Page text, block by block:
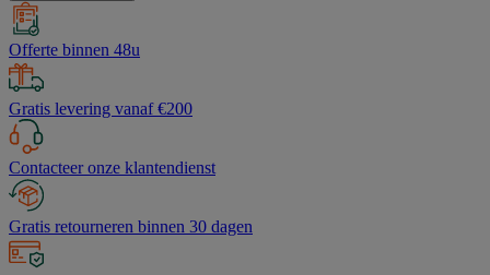
Offerte binnen 48u
Gratis levering vanaf €200
Contacteer onze klantendienst
Gratis retourneren binnen 30 dagen